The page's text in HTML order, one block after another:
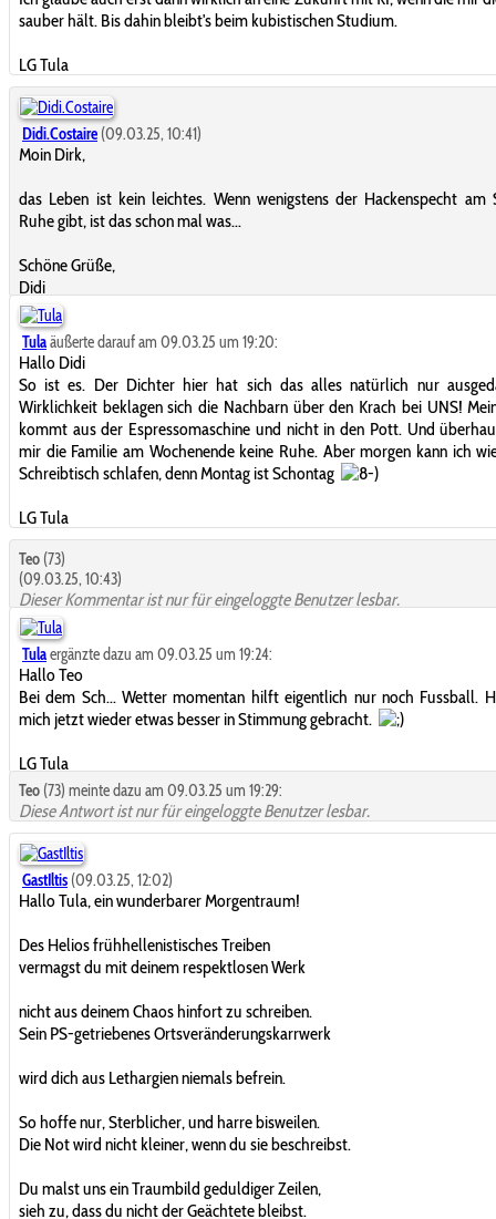
sauber hält. Bis dahin bleibt's beim kubistischen Studium.
LG Tula
Didi.Costaire (09.03.25, 10:41)
Moin Dirk,
das Leben ist kein leichtes. Wenn wenigstens der Hackenspecht am
Ruhe gibt, ist das schon mal was...
Schöne Grüße,
Didi
Tulaäußerte darauf am 09.03.25 um 19:20:
Hallo Didi
So ist es. Der Dichter hier hat sich das alles natürlich nur
Wirklichkeit beklagen sich die Nachbarn über den Krach bei UNS!
kommt aus der Espressomaschine und nicht in den Pott. Und
mir die Familie am Wochenende keine Ruhe. Aber morgen kann ich
Schreibtisch schlafen, denn Montag ist Schontag
LG Tula
Teo (73)
(09.03.25, 10:43)
Dieser Kommentar ist nur für eingeloggte Benutzer lesbar.
Tulaergänzte dazu am 09.03.25 um 19:24:
Hallo Teo
Bei dem Sch... Wetter momentan hilft eigentlich nur noch Fussball.
mich jetzt wieder etwas besser in Stimmung gebracht.
LG Tula
Teo (73) meinte dazu am 09.03.25 um 19:29:
Diese Antwort ist nur für eingeloggte Benutzer lesbar.
GastIltis (09.03.25, 12:02)
Hallo Tula, ein wunderbarer Morgentraum!
Des Helios frühhellenistisches Treiben
vermagst du mit deinem respektlosen Werk
nicht aus deinem Chaos hinfort zu schreiben.
Sein PS-getriebenes Ortsveränderungskarrwerk
wird dich aus Lethargien niemals befrein.
So hoffe nur, Sterblicher, und harre bisweilen.
Die Not wird nicht kleiner, wenn du sie beschreibst.
Du malst uns ein Traumbild geduldiger Zeilen,
sieh zu, dass du nicht der Geächtete bleibst.